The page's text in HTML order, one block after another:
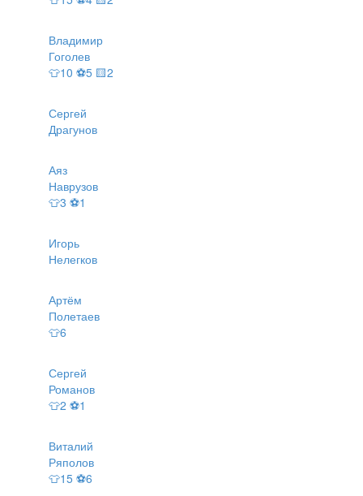
Владимир
Гоголев
👕10 ⚽5 🟨2
Сергей
Драгунов
Аяз
Наврузов
👕3 ⚽1
Игорь
Нелегков
Артём
Полетаев
👕6
Сергей
Романов
👕2 ⚽1
Виталий
Ряполов
👕15 ⚽6